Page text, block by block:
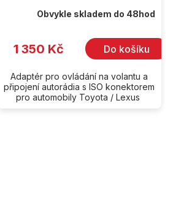
Obvykle skladem do 48hod
1 350 Kč Do košíku
Adaptér pro ovládání na volantu a
připojení autorádia s ISO konektorem
pro automobily Toyota / Lexus